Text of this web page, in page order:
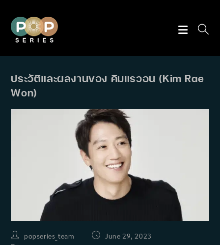
content
ประวัติและผลงานของ คิมแรวอน (Kim Rae
Won)
Postpopseries_team
Post June 29, 2023